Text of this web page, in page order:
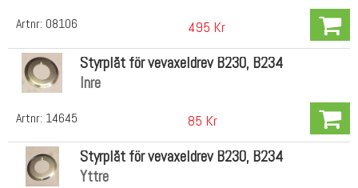
Artnr: 08106 495 Kr
Artnr: 14645
Styrplåt för vevaxeldrev B230, B234
Inre
85 Kr
Styrplåt för vevaxeldrev B230, B234
Yttre